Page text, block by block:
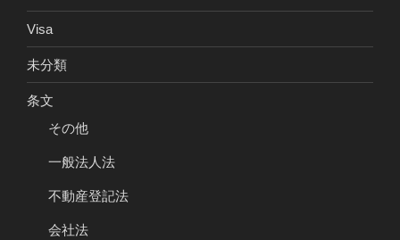
Visa
未分類
条文
その他
一般法人法
不動産登記法
会社法